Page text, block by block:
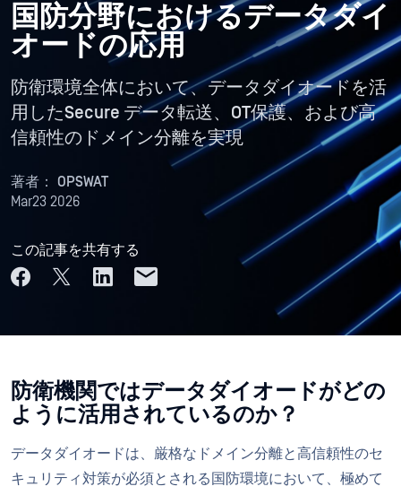
国防分野におけるデータダイ
オードの応用
防衛環境全体において、データダイオードを活
用したSecure データ転送、OT保護、および高
信頼性のドメイン分離を実現
著者： OPSWAT
Mar23 2026
この記事を共有する
防衛機関ではデータダイオードがどの
ように活用されているのか？
データダイオードは、厳格なドメイン分離と高信頼性のセ
キュリティ対策が必須とされる国防環境において、極めて